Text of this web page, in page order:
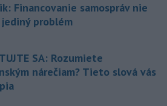
Financovanie samospráv nie
problém
SA: Rozumiete
nárečiam? Tieto slová vás